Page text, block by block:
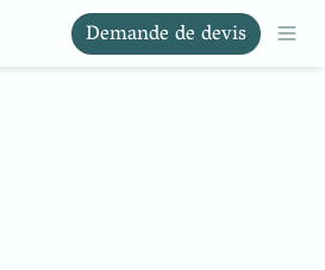
Demande de devis